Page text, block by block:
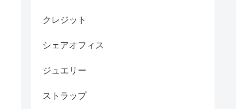
クレジット
シェアオフィス
ジュエリー
ストラップ